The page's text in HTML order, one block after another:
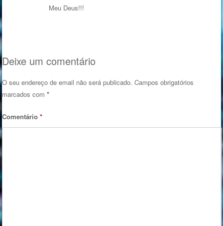
Meu Deus!!!
Deixe um comentário
O seu endereço de email não será publicado. Campos obrigatórios
marcados com*
Comentário*